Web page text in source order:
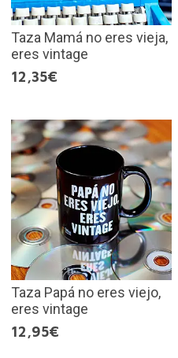
Taza Mamá no eres vieja,
eres vintage
12,35€
Taza Papá no eres viejo,
eres vintage
12,95€